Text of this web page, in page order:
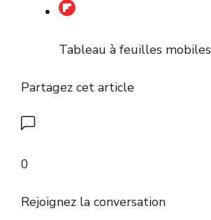
Tableau à feuilles mobiles
Partagez cet article
0
Rejoignez la conversation